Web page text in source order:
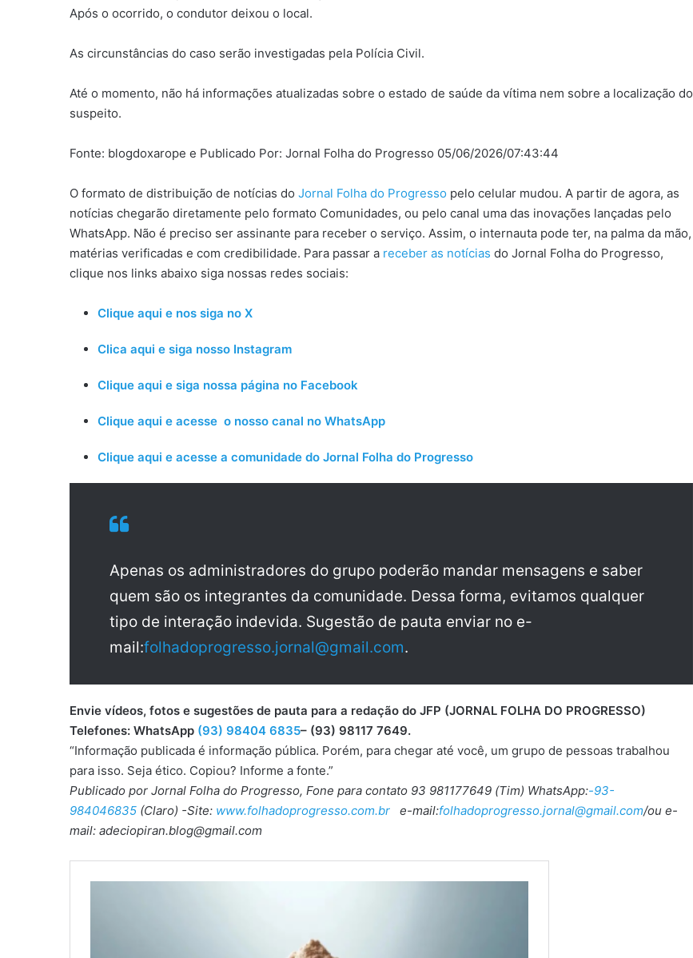
Após o ocorrido, o condutor deixou o local.
As circunstâncias do caso serão investigadas pela Polícia Civil.
Até o momento, não há informações atualizadas sobre o estado de saúde da vítima nem sobre a localização do
suspeito.
Fonte: blogdoxarope e Publicado Por: Jornal Folha do Progresso 05/06/2026/07:43:44
O formato de distribuição de notícias do Jornal Folha do Progresso pelo celular mudou. A partir de agora, as
notícias chegarão diretamente pelo formato Comunidades, ou pelo canal uma das inovações lançadas pelo
WhatsApp. Não é preciso ser assinante para receber o serviço. Assim, o internauta pode ter, na palma da mão,
matérias verificadas e com credibilidade. Para passar a receber as notícias do Jornal Folha do Progresso,
clique nos links abaixo siga nossas redes sociais:
Clique aqui e nos siga no X
Clica aqui e siga nosso Instagram
Clique aqui e siga nossa página no Facebook
Clique aqui e acesse o nosso canal no WhatsApp
Clique aqui e acesse a comunidade do Jornal Folha do Progresso
Apenas os administradores do grupo poderão mandar mensagens e saber
quem são os integrantes da comunidade. Dessa forma, evitamos qualquer
tipo de interação indevida. Sugestão de pauta enviar no e-
mail:folhadoprogresso.jornal@gmail.com.
Envie vídeos, fotos e sugestões de pauta para a redação do JFP (JORNAL FOLHA DO PROGRESSO)
Telefones: WhatsApp (93) 98404 6835– (93) 98117 7649.
“Informação publicada é informação pública. Porém, para chegar até você, um grupo de pessoas trabalhou
para isso. Seja ético. Copiou? Informe a fonte.”
Publicado por Jornal Folha do Progresso, Fone para contato 93 981177649 (Tim) WhatsApp:-93-
984046835 (Claro) -Site: www.folhadoprogresso.com.br e-mail:folhadoprogresso.jornal@gmail.com/ou e-
mail: adeciopiran.blog@gmail.com